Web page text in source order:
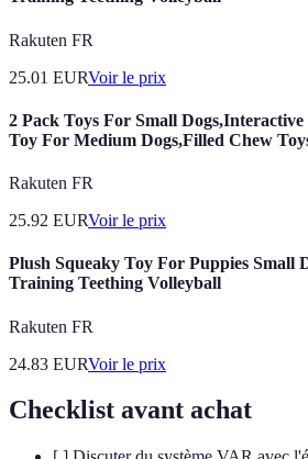
Rakuten FR
25.01 EURVoir le prix
2 Pack Toys For Small
Toy For Medium Dogs,Filled Chew
Rakuten FR
25.92 EURVoir le prix
Plush Squeaky Toy For Puppies Small
Training Teething Volleyball
Rakuten FR
24.83 EURVoir le prix
Checklist avant achat